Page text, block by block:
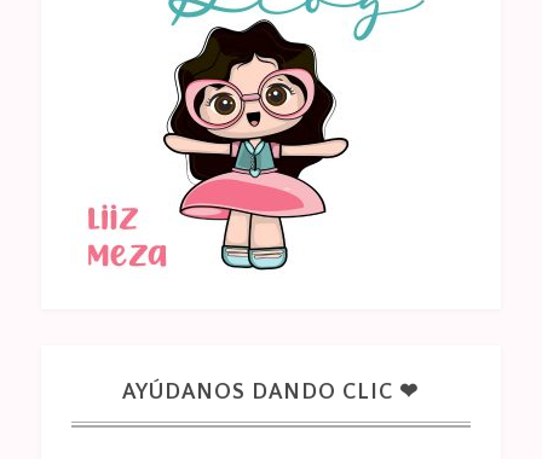
AYÚDANOS DANDO CLIC ❤